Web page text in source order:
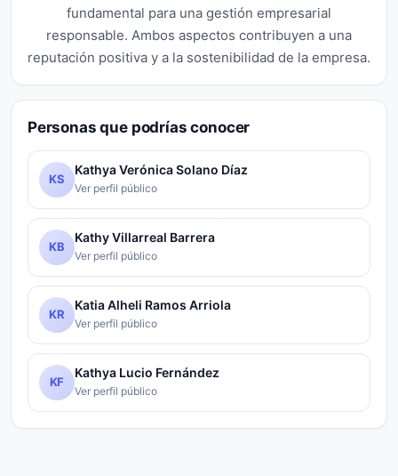
fundamental para una gestión empresarial
responsable. Ambos aspectos contribuyen a una
reputación positiva y a la sostenibilidad de la empresa.
Personas que podrías conocer
KS
Kathya Verónica Solano Díaz
Ver perfil público
KB
Kathy Villarreal Barrera
Ver perfil público
KR
Katia Alheli Ramos Arriola
Ver perfil público
KF
Kathya Lucio Fernández
Ver perfil público